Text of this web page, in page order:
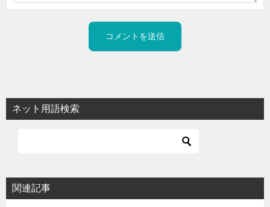
ネット用語検索
関連記事